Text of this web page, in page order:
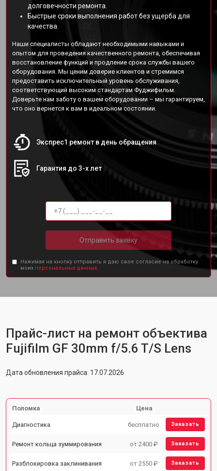
долговечности ремонта.
Быстрые сроки выполнения работ без ущерба для
качества.
Наши специалисты обладают необходимыми навыками и
опытом для проведения качественного ремонта, обеспечивая
восстановление функций и продление срока службы вашего
оборудования. Мы ценим доверие клиентов и стремимся
предоставить исключительный уровень обслуживания,
соответствующий высоким стандартам Фуджифильм.
Доверьте нам заботу о вашем оборудовании – мы гарантируем,
что оно вернется к вам в идеальном состоянии.
Экспрес1 ремонт в день обращения
Гарантия до 3-х лет
Отправить заявку
Нажимая на кнопку отправить я даю свое согласие на обработку
моих персональных данных.
Прайс-лист на ремонт объектива
Fujifilm GF 30mm f/5.6 T/S Lens
Дата обновления прайса: 17.07.2026
Поломка Цена
Диагностика бесплатно Заказать
Ремонт кольца зуммирования от 2400 ₽ Заказать
Разблокировка заклинивания от 2550 ₽ Заказать